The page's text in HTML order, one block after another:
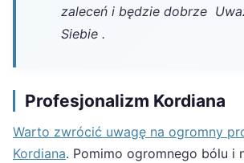
zaleceń i będzie dobrze
Siebie .
Profesjonalizm Kordiana
Warto zwrócić uwagę na ogromny
Kordiana. Pomimo ogromnego bólu i